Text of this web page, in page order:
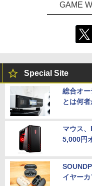
GAME
Special Site
総合オ
とは何者
マウス
5,000円
イヤー